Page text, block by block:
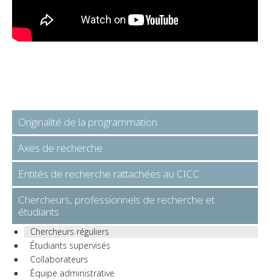
Originalité de la programmation
Axes de recherche
Entités de recherche rattachées au CICC
Chercheurs, professionnels de recherche et
étudiants
Chercheurs réguliers
Étudiants supervisés
Collaborateurs
Équipe administrative